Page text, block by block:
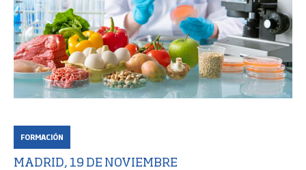
FORMACIÓN
MADRID, 19 DE NOVIEMBRE